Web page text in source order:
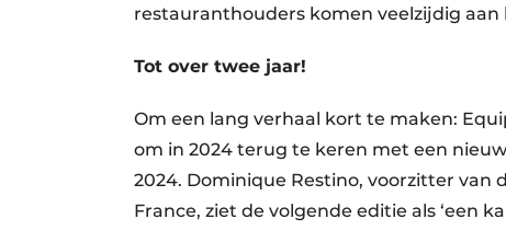
restauranthouders komen veelzijdig aan
Tot over twee jaar!
Om een lang verhaal kort te maken:
om in 2024 terug te keren met een
2024. Dominique Restino, voorzitter van
France, ziet de volgende editie als ‘een